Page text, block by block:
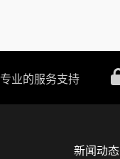
专业的服务支持
新闻动态